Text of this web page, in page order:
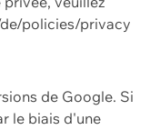
policies/privacy
de Google. Si
le biais d'une